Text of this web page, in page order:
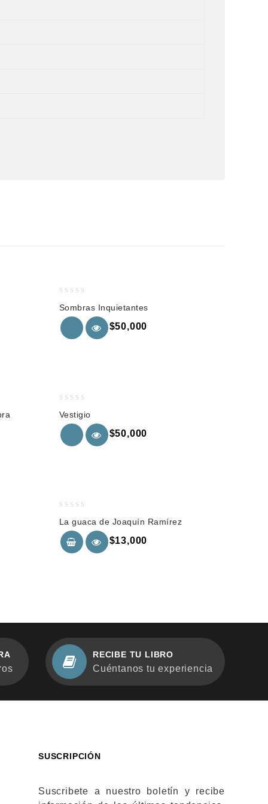
out
of
5
Sombras Inquietantes
$50,000
out
of
5
Vestigio
$50,000
out
of
5
La guaca de Joaquín Ramírez
$13,000
RECIBE TU LIBRO
Cuéntanos tu experiencia
SUSCRIPCIÓN
Suscribete a nuestro boletín y recibe